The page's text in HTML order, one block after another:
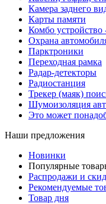
Камера заднего
Карты памяти
Комбо устройство
Охрана
Парктроники
Переходная рамка
Радар-детекторы
Радиостанция
Трекер (маяк)
Шумоизоляция
Это может
Наши предложения
Новинки
Популярные
Распродажи и
Рекомендуемые
Товар дня